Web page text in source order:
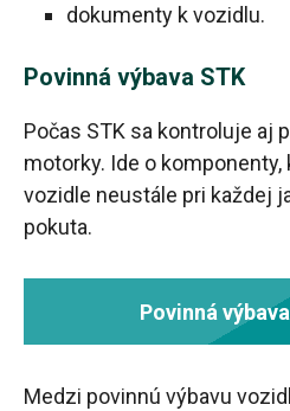
dokumenty k vozidlu.
Povinná výbava STK
Počas STK sa kontroluje aj
motorky. Ide o
vozidle neustále pri každej
pokuta.
Povinná
Medzi povinnú výbavu